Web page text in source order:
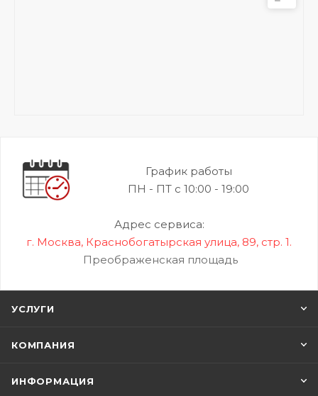
График работы
ПН - ПТ с 10:00 - 19:00
Адрес сервиса:
г. Москва, Краснобогатырская улица, 89, стр. 1.
Преображенская площадь
УСЛУГИ
КОМПАНИЯ
ИНФОРМАЦИЯ